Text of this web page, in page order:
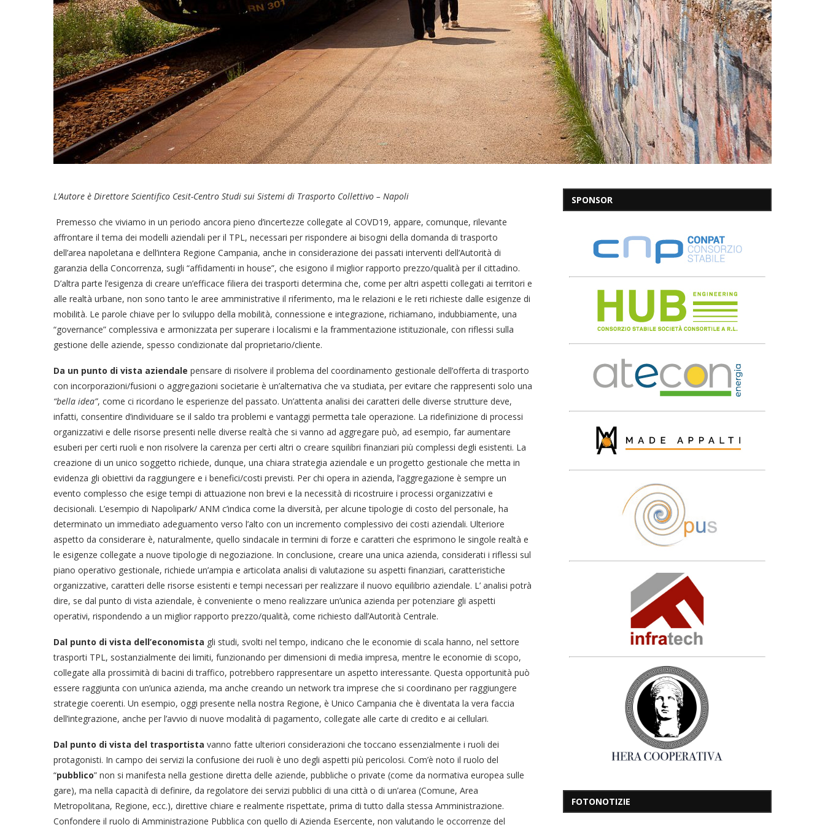
L’Autore è Direttore Scientifico Cesit-Centro Studi sui Sistemi di Trasporto Collettivo – Napoli
Premesso che viviamo in un periodo ancora pieno d’incertezze collegate al COVD19, appare, comunque, rilevante
affrontare il tema dei modelli aziendali per il TPL, necessari per rispondere ai bisogni della domanda di trasporto
dell’area napoletana e dell’intera Regione Campania, anche in considerazione dei passati interventi dell’Autorità di
garanzia della Concorrenza, sugli “affidamenti in house”, che esigono il miglior rapporto prezzo/qualità per il cittadino.
D’altra parte l’esigenza di creare un’efficace filiera dei trasporti determina che, come per altri aspetti collegati ai territori e
alle realtà urbane, non sono tanto le aree amministrative il riferimento, ma le relazioni e le reti richieste dalle esigenze di
mobilità. Le parole chiave per lo sviluppo della mobilità, connessione e integrazione, richiamano, indubbiamente, una
“governance” complessiva e armonizzata per superare i localismi e la frammentazione istituzionale, con riflessi sulla
gestione delle aziende, spesso condizionate dal proprietario/cliente.
Da un punto di vista aziendale pensare di risolvere il problema del coordinamento gestionale dell’offerta di trasporto
con incorporazioni/fusioni o aggregazioni societarie è un’alternativa che va studiata, per evitare che rappresenti solo una
“bella idea”, come ci ricordano le esperienze del passato. Un’attenta analisi dei caratteri delle diverse strutture deve,
infatti, consentire d’individuare se il saldo tra problemi e vantaggi permetta tale operazione. La ridefinizione di processi
organizzativi e delle risorse presenti nelle diverse realtà che si vanno ad aggregare può, ad esempio, far aumentare
esuberi per certi ruoli e non risolvere la carenza per certi altri o creare squilibri finanziari più complessi degli esistenti. La
creazione di un unico soggetto richiede, dunque, una chiara strategia aziendale e un progetto gestionale che metta in
evidenza gli obiettivi da raggiungere e i benefici/costi previsti. Per chi opera in azienda, l’aggregazione è sempre un
evento complesso che esige tempi di attuazione non brevi e la necessità di ricostruire i processi organizzativi e
decisionali. L’esempio di Napolipark/ ANM c’indica come la diversità, per alcune tipologie di costo del personale, ha
determinato un immediato adeguamento verso l’alto con un incremento complessivo dei costi aziendali. Ulteriore
aspetto da considerare è, naturalmente, quello sindacale in termini di forze e caratteri che esprimono le singole realtà e
le esigenze collegate a nuove tipologie di negoziazione. In conclusione, creare una unica azienda, considerati i riflessi sul
piano operativo gestionale, richiede un’ampia e articolata analisi di valutazione su aspetti finanziari, caratteristiche
organizzative, caratteri delle risorse esistenti e tempi necessari per realizzare il nuovo equilibrio aziendale. L’ analisi potrà
dire, se dal punto di vista aziendale, è conveniente o meno realizzare un’unica azienda per potenziare gli aspetti
operativi, rispondendo a un miglior rapporto prezzo/qualità, come richiesto dall’Autorità Centrale.
Dal punto di vista dell’economista gli studi, svolti nel tempo, indicano che le economie di scala hanno, nel settore
trasporti TPL, sostanzialmente dei limiti, funzionando per dimensioni di media impresa, mentre le economie di scopo,
collegate alla prossimità di bacini di traffico, potrebbero rappresentare un aspetto interessante. Questa opportunità può
essere raggiunta con un’unica azienda, ma anche creando un network tra imprese che si coordinano per raggiungere
strategie coerenti. Un esempio, oggi presente nella nostra Regione, è Unico Campania che è diventata la vera faccia
dell’integrazione, anche per l’avvio di nuove modalità di pagamento, collegate alle carte di credito e ai cellulari.
Dal punto di vista del trasportista vanno fatte ulteriori considerazioni che toccano essenzialmente i ruoli dei
protagonisti. In campo dei servizi la confusione dei ruoli è uno degli aspetti più pericolosi. Com’è noto il ruolo del
“pubblico” non si manifesta nella gestione diretta delle aziende, pubbliche o private (come da normativa europea sulle
gare), ma nella capacità di definire, da regolatore dei servizi pubblici di una città o di un’area (Comune, Area
Metropolitana, Regione, ecc.), direttive chiare e realmente rispettate, prima di tutto dalla stessa Amministrazione.
Confondere il ruolo di Amministrazione Pubblica con quello di Azienda Esercente, non valutando le occorrenze del
SPONSOR
FOTONOTIZIE